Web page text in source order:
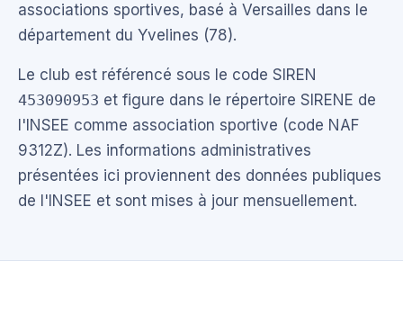
associations sportives, basé à Versailles dans le
département du Yvelines (78).
Le club est référencé sous le code SIREN
453090953 et figure dans le répertoire SIRENE de
l'INSEE comme association sportive (code NAF
9312Z). Les informations administratives
présentées ici proviennent des données publiques
de l'INSEE et sont mises à jour mensuellement.